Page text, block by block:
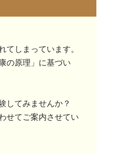
てしまっています。
の原理」に基づい
してみませんか？
せてご案内させてい